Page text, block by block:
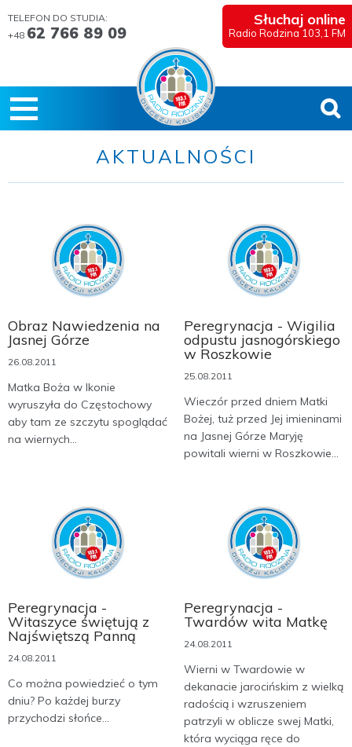
TELEFON DO STUDIA:
+48 62 766 89 09
Słuchaj online
Radio Rodzina 103,1 FM
AKTUALNOŚCI
Obraz Nawiedzenia na
Jasnej Górze
26.08.2011
Matka Boża w Ikonie
wyruszyła do Częstochowy
aby tam ze szczytu spoglądać
na wiernych...
Peregrynacja - Wigilia
odpustu jasnogórskiego
w Roszkowie
25.08.2011
Wieczór przed dniem Matki
Bożej, tuż przed Jej imieninami
na Jasnej Górze Maryję
powitali wierni w Roszkowie...
Peregrynacja -
Witaszyce świętują z
Najświętszą Panną
24.08.2011
Co można powiedzieć o tym
dniu? Po każdej burzy
przychodzi słońce...
Peregrynacja -
Twardów wita Matkę
24.08.2011
Wierni w Twardowie w
dekanacie jarocińskim z wielką
radością i wzruszeniem
patrzyli w oblicze swej Matki,
która wyciąga ręce do